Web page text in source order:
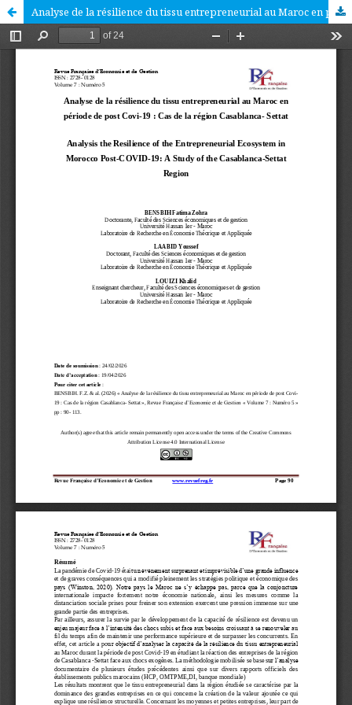
Analyse de la résilience du tissu entrepreneurial au Maroc en période de post Covi-19 : Cas de la région Casablanca- Settat